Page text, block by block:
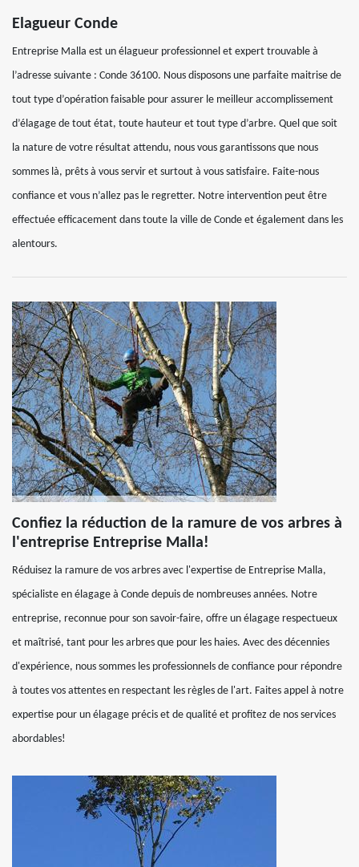
Elagueur Conde
Entreprise Malla est un élagueur professionnel et expert trouvable à
l’adresse suivante : Conde 36100. Nous disposons une parfaite maitrise de
tout type d’opération faisable pour assurer le meilleur accomplissement
d’élagage de tout état, toute hauteur et tout type d’arbre. Quel que soit
la nature de votre résultat attendu, nous vous garantissons que nous
sommes là, prêts à vous servir et surtout à vous satisfaire. Faite-nous
confiance et vous n’allez pas le regretter. Notre intervention peut être
effectuée efficacement dans toute la ville de Conde et également dans les
alentours.
Confiez la réduction de la ramure de vos arbres à
l'entreprise Entreprise Malla!
Réduisez la ramure de vos arbres avec l'expertise de Entreprise Malla,
spécialiste en élagage à Conde depuis de nombreuses années. Notre
entreprise, reconnue pour son savoir-faire, offre un élagage respectueux
et maîtrisé, tant pour les arbres que pour les haies. Avec des décennies
d'expérience, nous sommes les professionnels de confiance pour répondre
à toutes vos attentes en respectant les règles de l'art. Faites appel à notre
expertise pour un élagage précis et de qualité et profitez de nos services
abordables!